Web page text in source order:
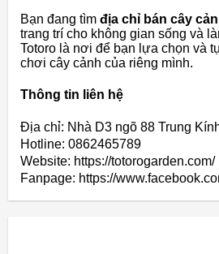
Bạn đang tìm địa chỉ bán cây
trang trí cho không gian sống và
Totoro là nơi để bạn lựa chọn và
chơi cây cảnh của riêng mình.
Thông tin liên hệ
Địa chỉ: Nhà D3 ngõ 88 Trung
Hotline: 0862465789
Website: https://totorogarden.com/
Fanpage: https://